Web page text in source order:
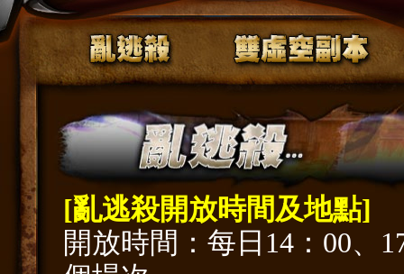
[亂逃殺開放時間及地點]
開放時間：每日14：00、